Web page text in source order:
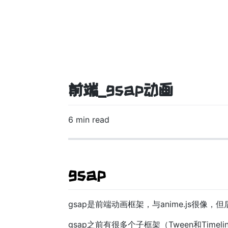
前端_gsap动画
6 min read
gsap
gsap是前端动画框架，与anime.js很像，
gsap之前有很多个子框架（Tween和